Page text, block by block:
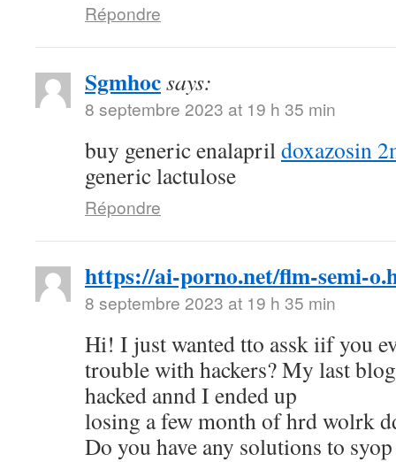
Répondre
Sgmhocsays:
8 septembre 2023 at 19 h 35 min
buy generic enalaprildoxazosin
generic lactulose
Répondre
https://ai-porno.net/flm-semi-
8 septembre 2023 at 19 h 35 min
Hi! I just wanted tto assk iif you
trouble with hackers? My last
hacked annd I ended up
losing a few month of hrd wolrk
Do you have any solutions to syop